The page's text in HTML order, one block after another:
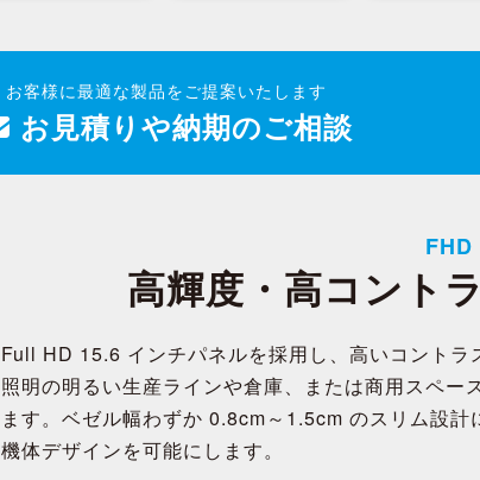
お客様に最適な製品をご提案いたします
お見積りや納期のご相談
FHD
高輝度・高コント
Full HD 15.6 インチパネルを採用し、高いコントラ
照明の明るい生産ラインや倉庫、または商用スペ
ます。ベゼル幅わずか 0.8cm～1.5cm のスリム設
機体デザインを可能にします。